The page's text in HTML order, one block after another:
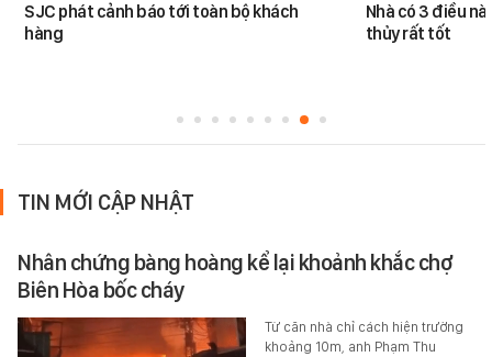
SJC phát cảnh báo tới toàn bộ khách
hàng
Nhà có 3 điều
thủy rất tốt
TIN MỚI CẬP NHẬT
Nhân chứng bàng hoàng kể lại khoảnh khắc chợ
Biên Hòa bốc cháy
Từ căn nhà chỉ cách hiện trường
khoảng 10m, anh Phạm Thu